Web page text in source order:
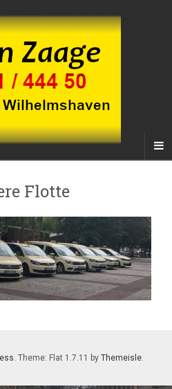
Flotte
. Theme: Flat 1.7.11 by Themeisle